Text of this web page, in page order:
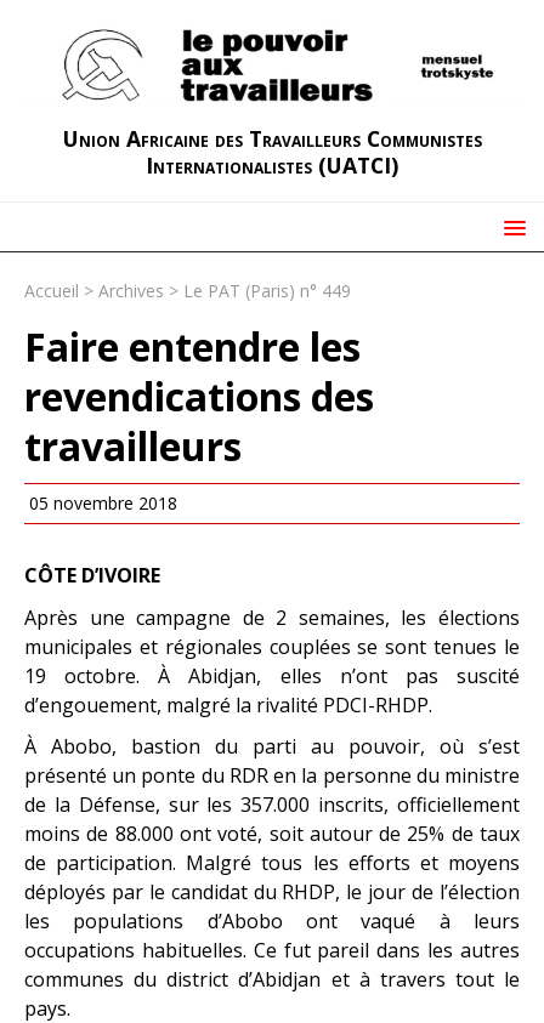
Union Africaine des Travailleurs Communistes
Internationalistes (UATCI)
Accueil > Archives > Le PAT (Paris) n° 449
Faire entendre les
revendications des
travailleurs
05 novembre 2018
CÔTE D’IVOIRE
Après une campagne de 2 semaines, les élections
municipales et régionales couplées se sont tenues le
19 octobre. À Abidjan, elles n’ont pas suscité
d’engouement, malgré la rivalité PDCI-RHDP.
À Abobo, bastion du parti au pouvoir, où s’est
présenté un ponte du RDR en la personne du ministre
de la Défense, sur les 357.000 inscrits, officiellement
moins de 88.000 ont voté, soit autour de 25% de taux
de participation. Malgré tous les efforts et moyens
déployés par le candidat du RHDP, le jour de l’élection
les populations d’Abobo ont vaqué à leurs
occupations habituelles. Ce fut pareil dans les autres
communes du district d’Abidjan et à travers tout le
pays.